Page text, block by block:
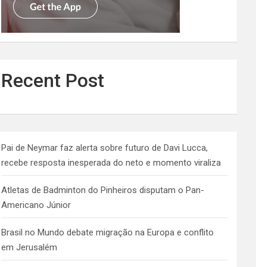
Recent Post
Pai de Neymar faz alerta sobre futuro de Davi Lucca,
recebe resposta inesperada do neto e momento viraliza
Atletas de Badminton do Pinheiros disputam o Pan-
Americano Júnior
Brasil no Mundo debate migração na Europa e conflito
em Jerusalém